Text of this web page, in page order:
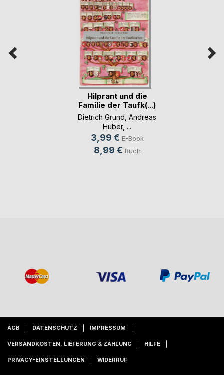
Hilprant und die
Familie der Taufk(...)
Dietrich Grund Andreas
Huber, ...
3,99 € E-Book
8,99 € Buch
AGB DATENSCHUTZ IMPRESSUM
VERSANDKOSTEN, LIEFERUNG & ZAHLUNG HILFE
PRIVACY-EINSTELLUNGEN WIDERRUF